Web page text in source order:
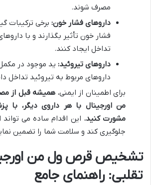
مصرف شوند.
داروهای فشار خون: برخی ترکیبات
فشار خون تأثیر بگذارند و با
تداخل ایجاد کنند.
داروهای تیروئید: ید موجود در
داروهای مربوط به تیروئید تداخل
برای اطمینان از ایمنی، همیشه قبل از
من اورجینال با هر داروی دیگر، با
مشورت کنید. این اقدام ساده می
جلوگیری کند و سلامت شما را تضمین
تشخیص قرص ول من
تقلبی: راهنمای جامع